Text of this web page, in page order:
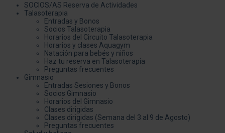
SOCIOS/AS Reserva de Actividades
Talasoterapia
Entradas y Bonos
Socios Talasoterapia
Horarios del Circuito Talasoterapia
Horarios y clases Aquagym
Natación para bebés y niños
Haz tu reserva en Talasoterapia
Preguntas frecuentes
Gimnasio
Entradas Sesiones y Bonos
Socios Gimnasio
Horarios del Gimnasio
Clases dirigidas
Clases dirigidas (Semana del 3 al 9 de Agosto)
Preguntas frecuentes